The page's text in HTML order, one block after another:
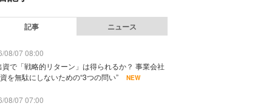
記事 ニュース
08/07 08:00
資で「戦略的リターン」は得られるか？ 事業会社
を無駄にしないための“3つの問い”
NEW
08/07 07:00